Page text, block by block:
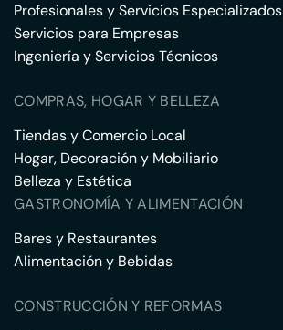
Profesionales y Servicios Especializados
Servicios para Empresas
Ingeniería y Servicios Técnicos
COMPRAS, HOGAR Y BELLEZA
Tiendas y Comercio Local
Hogar, Decoración y Mobiliario
Belleza y Estética
GASTRONOMÍA Y ALIMENTACIÓN
Bares y Restaurantes
Alimentación y Bebidas
CONSTRUCCIÓN Y REFORMAS